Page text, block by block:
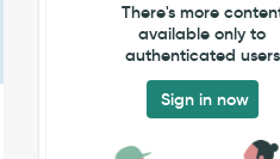
There's more
available only to
authenticated users
Sign in now